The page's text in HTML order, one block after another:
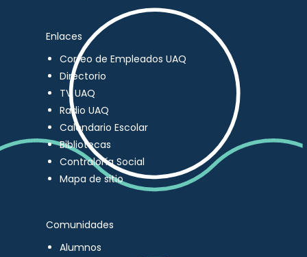
Enlaces
Correo de Empleados UAQ
Directorio
TV UAQ
Radio UAQ
Calendario Escolar
Bibliotecas
Contraloría Social
Mapa de sitio
Comunidades
Alumnos